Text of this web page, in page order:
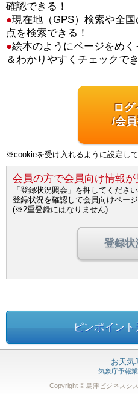
確認できる！
●現在地（GPS）検索や全
点を検索できる！
●絵本のようにページをめく
＆わかりやすくチェックでき
ログ
/会
※cookieを受け入れるように設定して
会員の方で会員向け情報
「登録状況照会」を押してください
登録状況を確認して会員向けページ
(※2重登録にはなりません)
登録状
ピンポイン
お天気
気象庁予報
Copyright © 島津ビジネスシ